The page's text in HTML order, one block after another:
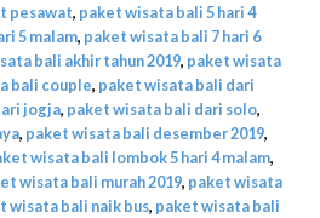
pesawat, paket wisata bali 5 hari 4
5 malam, paket wisata bali 7 hari 6
bali akhir tahun 2019, paket wisata
bali couple, paket wisata bali dari
jogja, paket wisata bali dari solo,
, paket wisata bali desember 2019,
wisata bali lombok 5 hari 4 malam,
wisata bali murah 2019, paket wisata
wisata bali naik bus, paket wisata bali